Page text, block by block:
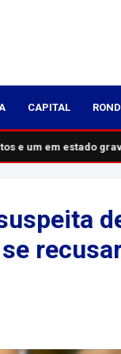
CAPITAL
um em estado grave